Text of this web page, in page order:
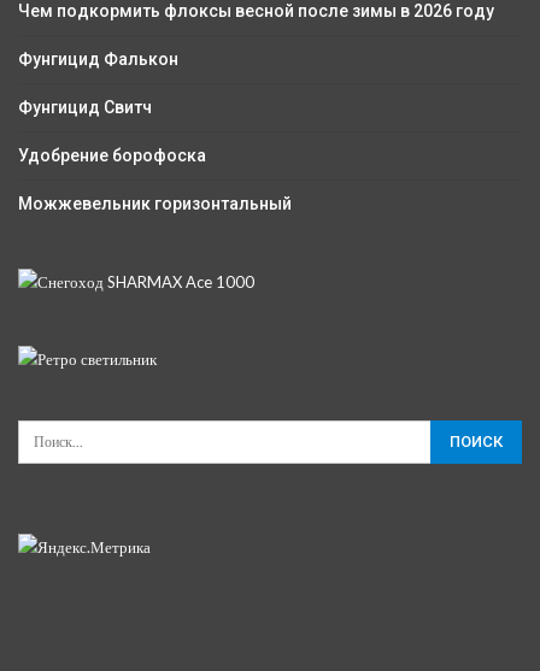
Чем подкормить флоксы весной после зимы в 2026 году
Фунгицид Фалькон
Фунгицид Свитч
Удобрение борофоска
Можжевельник горизонтальный